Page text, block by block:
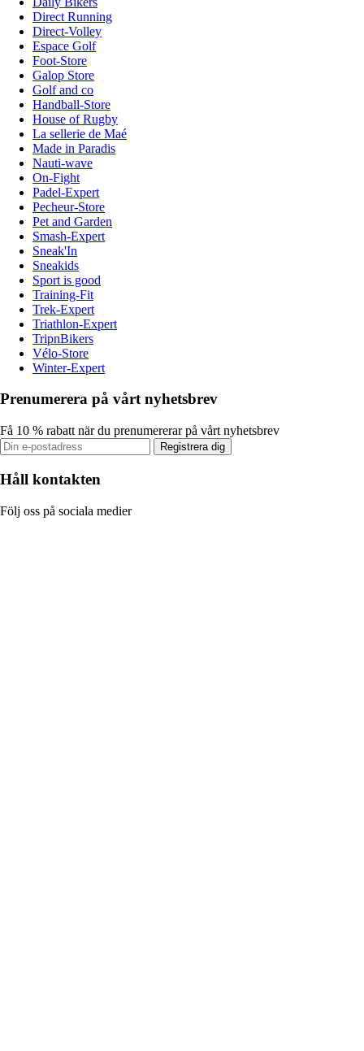
Direct Running
Direct-Volley
Espace Golf
Foot-Store
Galop Store
Golf and co
Handball-Store
House of Rugby
La sellerie de Maé
Made in Paradis
Nauti-wave
On-Fight
Padel-Expert
Pecheur-Store
Pet and Garden
Smash-Expert
Sneak'In
Sneakids
Sport is good
Training-Fit
Trek-Expert
Triathlon-Expert
TripnBikers
Vélo-Store
Winter-Expert
Prenumerera på vårt nyhetsbrev
Få 10 % rabatt när du prenumererar på vårt nyhetsbrev
Registrera dig
Håll kontakten
Följ oss på sociala medier